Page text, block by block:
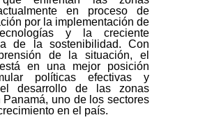
en proceso de
por la implementación de
y la creciente
de la sostenibilidad. Con
de la situación, el
en una mejor posición
políticas efectivas y
desarrollo de las zonas
Panamá, uno de los sectores
en el país.